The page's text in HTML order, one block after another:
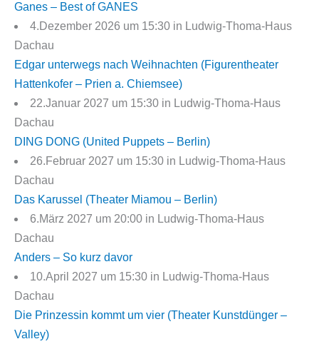
Ganes – Best of GANES
4.Dezember 2026 um 15:30 in Ludwig-Thoma-Haus
Dachau
Edgar unterwegs nach Weihnachten (Figurentheater
Hattenkofer – Prien a. Chiemsee)
22.Januar 2027 um 15:30 in Ludwig-Thoma-Haus
Dachau
DING DONG (United Puppets – Berlin)
26.Februar 2027 um 15:30 in Ludwig-Thoma-Haus
Dachau
Das Karussel (Theater Miamou – Berlin)
6.März 2027 um 20:00 in Ludwig-Thoma-Haus
Dachau
Anders – So kurz davor
10.April 2027 um 15:30 in Ludwig-Thoma-Haus
Dachau
Die Prinzessin kommt um vier (Theater Kunstdünger –
Valley)